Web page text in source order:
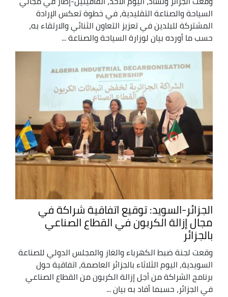
السياحة والصناعة التقليدية، في خطوة تعكس الإرادة
المشتركة للبلدين في تعزيز التعاون الثنائي والارتقاء به،
حسب ما أورده بيان لوزارة السياحة والصناعة ...
الجزائر-السويد: توقيع اتفاقية شراكة في
مجال إزالة الكربون في القطاع الصناعي
بالجزائر
وقعت لجنة ضبط الكهرباء والغاز والمجلس الدولي للصناعة
السويدية، اليوم الثلاثاء بالجزائر العاصمة، اتفاقية حول
برنامج الشراكة من أجل إزالة الكربون من القطاع الصناعي
في الجزائر، حسبما أفاد به بيان ...